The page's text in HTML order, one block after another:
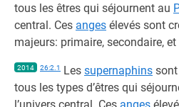
tous les êtres qui séjournent au
central. Ces anges élevés sont
majeurs: primaire, secondaire,
2014 26:2.1 Les supernaphins
tous les types d’êtres qui